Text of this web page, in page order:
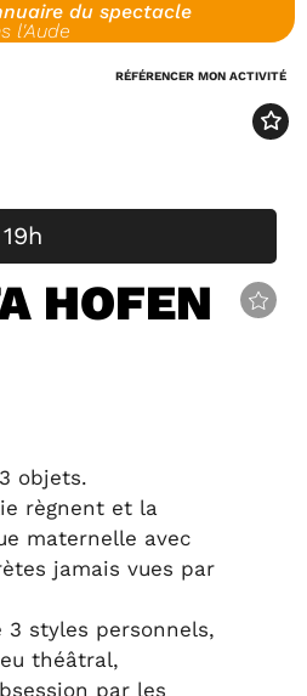
du spectacle
l'Aude
RÉFÉRENCER MON ACTIVITÉ
HOFEN
objets.
règnent et la
maternelle avec
jamais vues par
3 styles personnels,
théâtral,
par les